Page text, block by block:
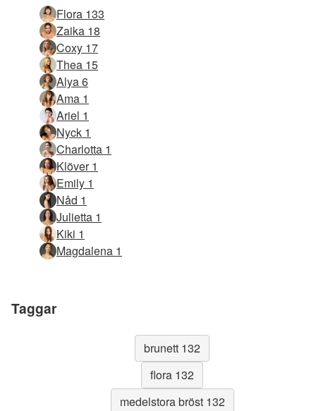
Flora 133
Zaika 18
Coxy 17
Thea 15
Alya 6
Ama 1
Ariel 1
Nyck 1
Charlotta 1
Klöver 1
Emily 1
Nåd 1
Julietta 1
Kiki 1
Magdalena 1
Taggar
brunett 132
flora 132
medelstora bröst 132